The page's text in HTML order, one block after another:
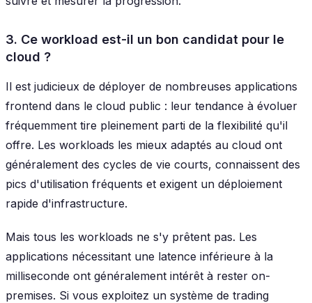
3. Ce workload est-il un bon candidat pour le
cloud ?
Il est judicieux de déployer de nombreuses applications
frontend dans le cloud public : leur tendance à évoluer
fréquemment tire pleinement parti de la flexibilité qu'il
offre. Les workloads les mieux adaptés au cloud ont
généralement des cycles de vie courts, connaissent des
pics d'utilisation fréquents et exigent un déploiement
rapide d'infrastructure.
Mais tous les workloads ne s'y prêtent pas. Les
applications nécessitant une latence inférieure à la
milliseconde ont généralement intérêt à rester on-
premises. Si vous exploitez un système de trading